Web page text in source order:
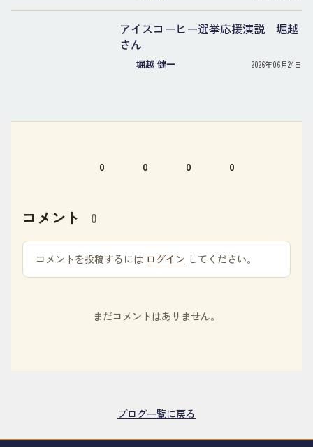
アイスコーヒー選挙応援演説 堀越
さん
堀越 健一 2026年06月24日
0 0 0 0
コメント 0
コメントを投稿するには ログイン してください。
まだコメントはありません。
ブログ一覧に戻る